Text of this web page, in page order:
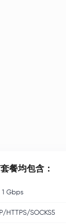
餐均包含：
1 Gbps
HTTPS/SOCKS5